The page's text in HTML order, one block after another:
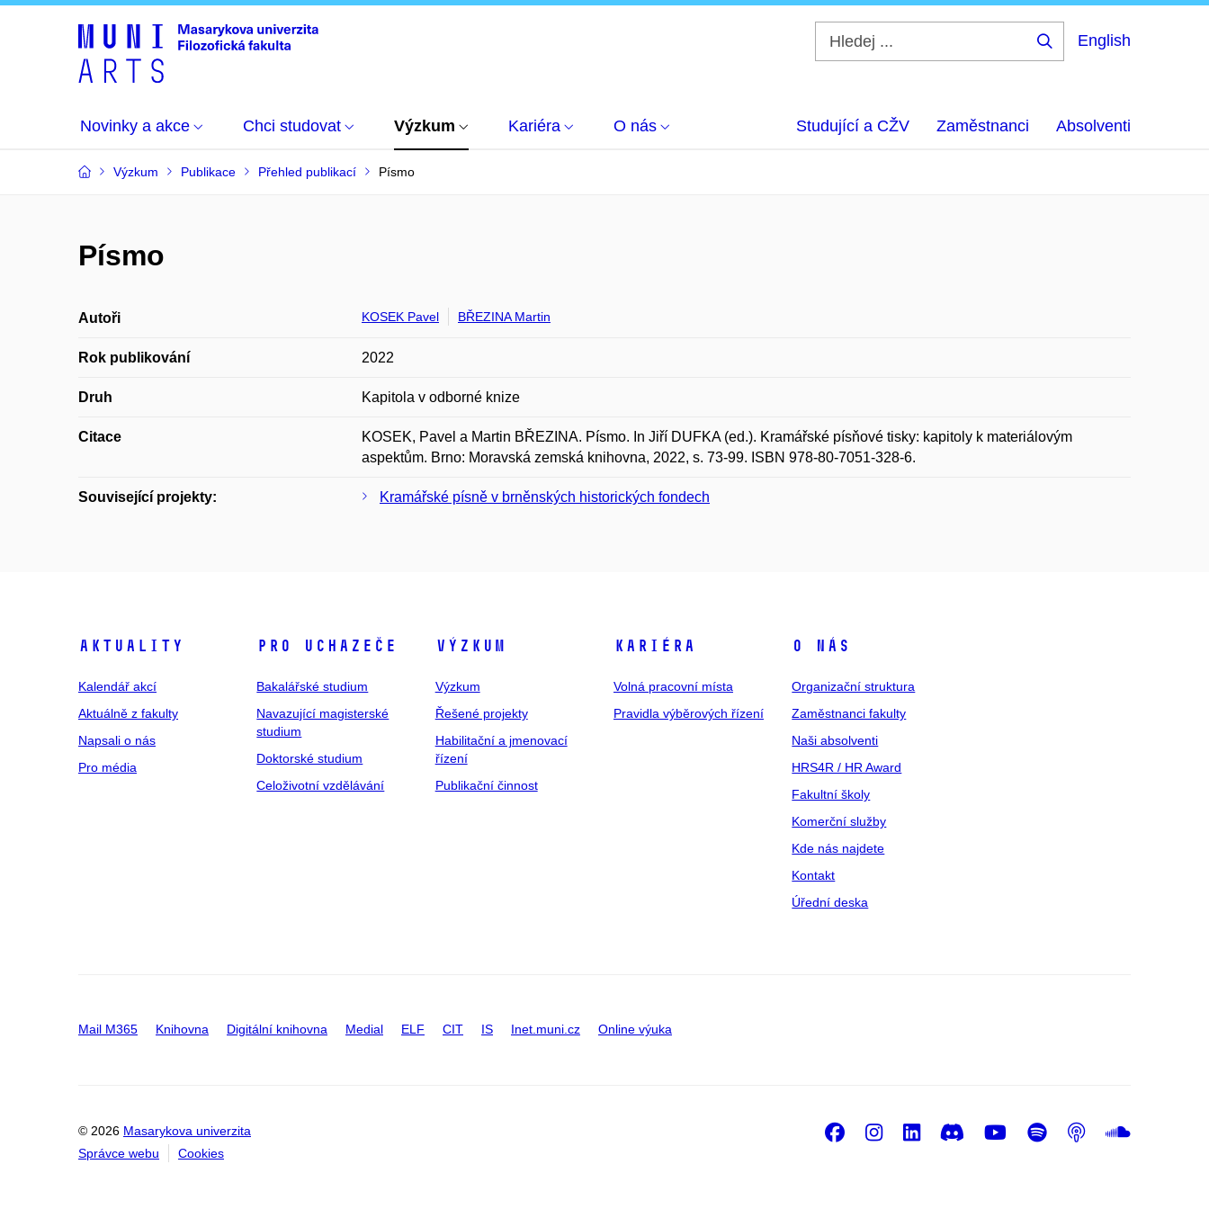
English
Novinky a akce Chci studovat Výzkum Kariéra O nás Studující a CŽV Zaměstnanci Absolventi
Výzkum Publikace Přehled publikací Písmo
Písmo
Autoři KOSEK Pavel BŘEZINA Martin
Rok publikování 2022
Druh Kapitola v odborné knize
Citace
KOSEK, Pavel a Martin BŘEZINA. Písmo. In Jiří DUFKA (ed.). Kramářské písňové tisky: kapitoly k materiálovým
aspektům. Brno: Moravská zemská knihovna, 2022, s. 73-99. ISBN 978-80-7051-328-6.
Související projekty: Kramářské písně v brněnských historických fondech
Aktuality
Kalendář akcí
Aktuálně z fakulty
Napsali o nás
Pro média
Pro uchazeče
Bakalářské studium
Navazující magisterské
studium
Doktorské studium
Celoživotní vzdělávání
Výzkum
Výzkum
Řešené projekty
Habilitační a jmenovací
řízení
Publikační činnost
Kariéra
Volná pracovní místa
Pravidla výběrových řízení
O nás
Organizační struktura
Zaměstnanci fakulty
Naši absolventi
HRS4R / HR Award
Fakultní školy
Komerční služby
Kde nás najdete
Kontakt
Úřední deska
Mail M365 Knihovna Digitální knihovna Medial ELF CIT IS Inet.muni.cz Online výuka
© 2026 Masarykova univerzita
Správce webu
Cookies
Facebook
Instagram
LinkedIn
DiscordYoutube
Spotify
Podcast